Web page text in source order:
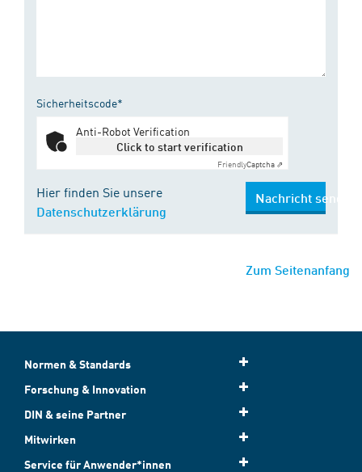
Sicherheitscode*
Anti-Robot Verification
Click to start verification
FriendlyCaptcha ⇗
Hier finden Sie unsere
Datenschutzerklärung
Nachricht senden
Zum Seitenanfang
Normen & Standards
Forschung & Innovation
DIN & seine Partner
Mitwirken
Service für Anwender*innen